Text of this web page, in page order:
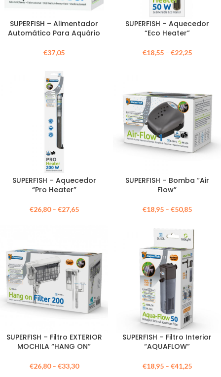
SUPERFISH – Alimentador
Automático Para Aquário
€37,05
SUPERFISH – Aquecedor
“Eco Heater”
€18,55– €22,25
SUPERFISH – Aquecedor
“Pro Heater”
€26,80– €27,65
SUPERFISH – Bomba “Air
Flow”
€18,95– €50,85
SUPERFISH – Filtro EXTERIOR
MOCHILA “HANG ON”
€26,80– €33,30
SUPERFISH – Filtro Interior
“AQUAFLOW”
€18,95– €41,25